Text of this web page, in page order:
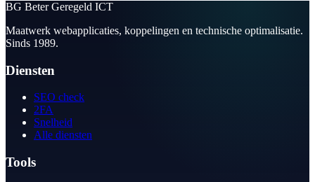
BG Beter Geregeld ICT
Maatwerk webapplicaties, koppelingen en technische optimalisatie.
Sinds 1989.
Diensten
SEO check
2FA
Snelheid
Alle diensten
Tools